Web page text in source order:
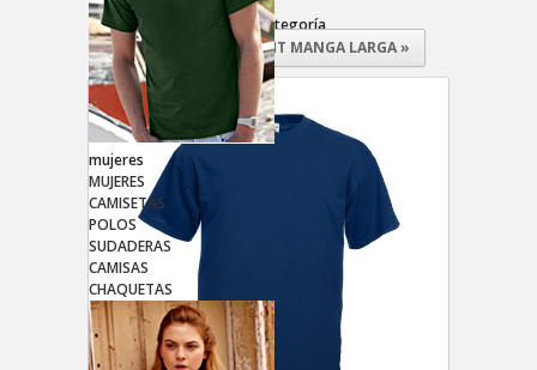
mujeres
MUJERES
CAMISETAS
POLOS
SUDADERAS
CAMISAS
CHAQUETAS
Primer producto de esta categoría
CAMISETA VALUEWEIGHT MANGA LARGA»